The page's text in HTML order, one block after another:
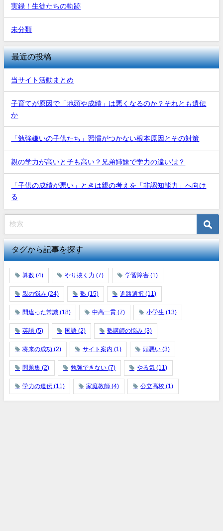
実録！生徒たちの軌跡
未分類
最近の投稿
当サイト活動まとめ
子育てが原因で「地頭や成績」は悪くなるのか？それとも遺伝
か
「勉強嫌いの子供たち」習慣がつかない根本原因とその対策
親の学力が高いと子も高い？兄弟姉妹で学力の違いは？
「子供の成績が悪い」ときは親の考えを「非認知能力」へ向け
る
タグから記事を探す
算数 (4) やり抜く力 (7) 学習障害 (1)
親の悩み (24) 塾 (15) 進路選択 (11)
間違った常識 (18) 中高一貫 (7) 小学生 (13)
英語 (5) 国語 (2) 塾講師の悩み (3)
将来の成功 (2) サイト案内 (1) 頭悪い (3)
問題集 (2) 勉強できない (7) やる気 (11)
学力の遺伝 (11) 家庭教師 (4) 公立高校 (1)